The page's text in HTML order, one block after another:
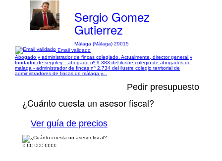
Sergio Gomez
Gutierrez
Málaga (Málaga) 29015
Email validado
Abogado y administrador de fincas colegiado. Actualmente, director general y
fundador de segoley. - abogado nº 9.383 del ilustre colegio de abogados de
málaga - administrador de fincas nº 2.734 del ilustre colegio territorial de
administradores de fincas de málaga y...
Pedir presupuesto
¿Cuánto cuesta un asesor fiscal?
Ver guía de precios
€ €€ €€€ €€€€